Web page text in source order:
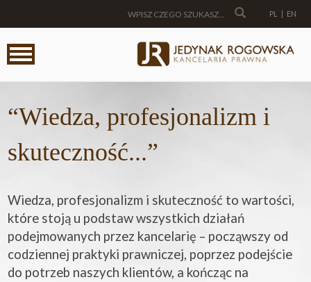
PL | EN
“Wiedza, profesjonalizm i
skuteczność...”
Wiedza, profesjonalizm i skuteczność to wartości,
które stoją u podstaw wszystkich działań
podejmowanych przez kancelarię – począwszy od
codziennej praktyki prawniczej, poprzez podejście
do potrzeb naszych klientów, a kończąc na